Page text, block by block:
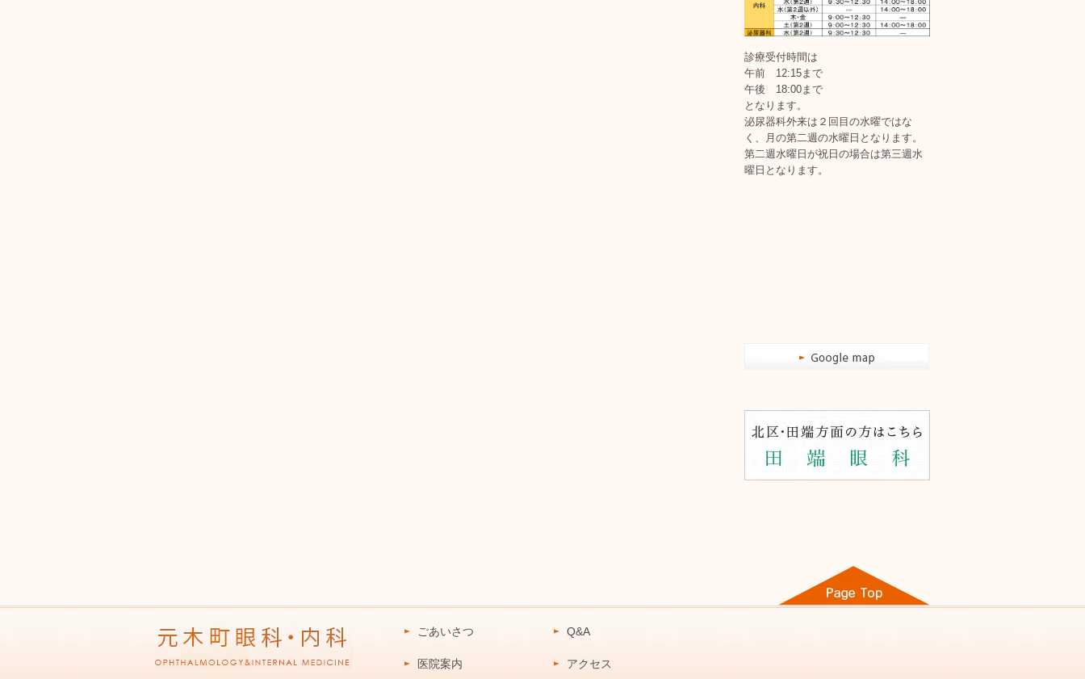
診療受付時間は
午前 12:15まで
午後 18:00まで
となります。
泌尿器科外来は２回目の水曜ではな
く、月の第二週の水曜日となります。
第二週水曜日が祝日の場合は第三週水
曜日となります。
ごあいさつ
医院案内
Q&A
アクセス